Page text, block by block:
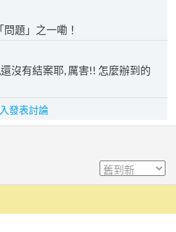
題」之一嘞！
沒有結案耶, 厲害!! 怎麼辦到的
發表討論